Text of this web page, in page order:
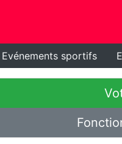
Evénements sportifs